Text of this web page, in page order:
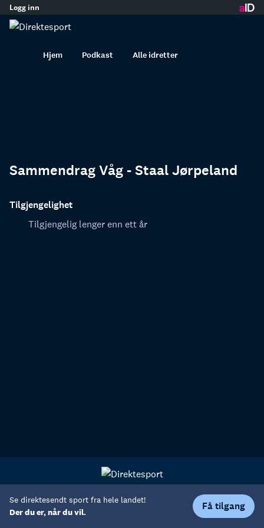
innhold
Logg inn
Hjem Podkast Alle idretter
Se direktesendt sport fra hele landet!
Der du er, når du vil.
Få tilgang
Sammendrag Våg - Staal Jørpeland
Tilgjengelighet
Tilgjengelig lenger enn ett år
Personvern